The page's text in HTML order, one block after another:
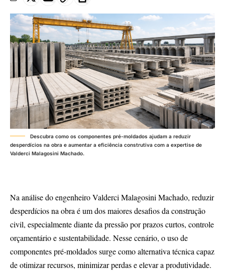
Descubra como os componentes pré-moldados ajudam a reduzir
desperdícios na obra e aumentar a eficiência construtiva com a expertise de
Valderci Malagosini Machado.
Na análise do engenheiro Valderci Malagosini Machado, reduzir
desperdícios na obra é um dos maiores desafios da construção
civil, especialmente diante da pressão por prazos curtos, controle
orçamentário e sustentabilidade. Nesse cenário, o uso de
componentes pré-moldados surge como alternativa técnica capaz
de otimizar recursos, minimizar perdas e elevar a produtividade.